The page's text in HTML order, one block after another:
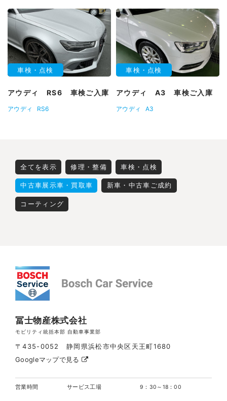
車検・点検
アウディ RS6 車検ご入庫
アウディ RS6
車検・点検
アウディ A3 車検ご入庫
アウディ A3
全てを表示 修理・整備 車検・点検
中古車展示車・買取車 新車・中古車ご成約
コーティング
冨士物産株式会社
モビリティ統括本部 自動車事業部
〒435-0052 静岡県浜松市中央区天王町1680
Googleマップで見る
営業時間 サービス工場 9：30～18：00